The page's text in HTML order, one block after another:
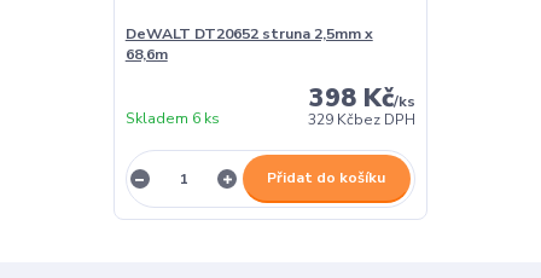
DeWALT DT20652 struna 2,5mm x
68,6m
398 Kč/ks
329 Kčbez DPH
Skladem 6 ks
Přidat do košíku